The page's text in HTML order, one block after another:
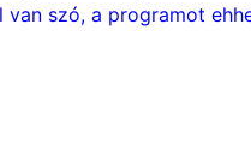
szó, a programot